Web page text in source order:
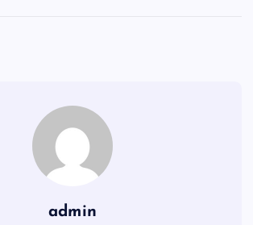
admin